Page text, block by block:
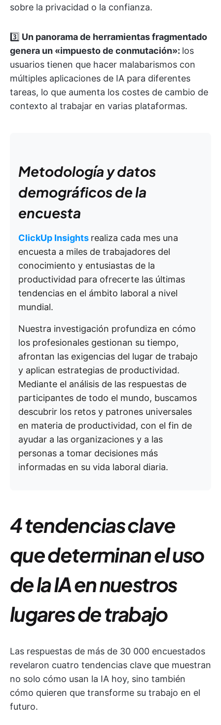
sobre la privacidad o la confianza.
3️⃣ Un panorama de herramientas fragmentado
genera un «impuesto de conmutación»: los
usuarios tienen que hacer malabarismos con
múltiples aplicaciones de IA para diferentes
tareas, lo que aumenta los costes de cambio de
contexto al trabajar en varias plataformas.
Metodología y datos
demográficos de la
encuesta
ClickUp Insights realiza cada mes una
encuesta a miles de trabajadores del
conocimiento y entusiastas de la
productividad para ofrecerte las últimas
tendencias en el ámbito laboral a nivel
mundial.
Nuestra investigación profundiza en cómo
los profesionales gestionan su tiempo,
afrontan las exigencias del lugar de trabajo
y aplican estrategias de productividad.
Mediante el análisis de las respuestas de
participantes de todo el mundo, buscamos
descubrir los retos y patrones universales
en materia de productividad, con el fin de
ayudar a las organizaciones y a las
personas a tomar decisiones más
informadas en su vida laboral diaria.
4 tendencias clave
que determinan el uso
de la IA en nuestros
lugares de trabajo
Las respuestas de más de 30 000 encuestados
revelaron cuatro tendencias clave que muestran
no solo cómo usan la IA hoy, sino también
cómo quieren que transforme su trabajo en el
futuro.